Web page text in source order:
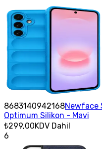
8683140942168Newface
Optimum Silikon - Mavi
₺299,00KDV Dahil
6